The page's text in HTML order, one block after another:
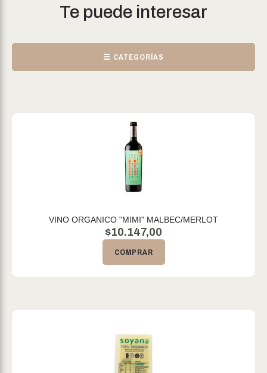
Te puede interesar
☰ CATEGORÍAS
VINO ORGANICO "MIMI" MALBEC/MERLOT
$10.147,00
COMPRAR